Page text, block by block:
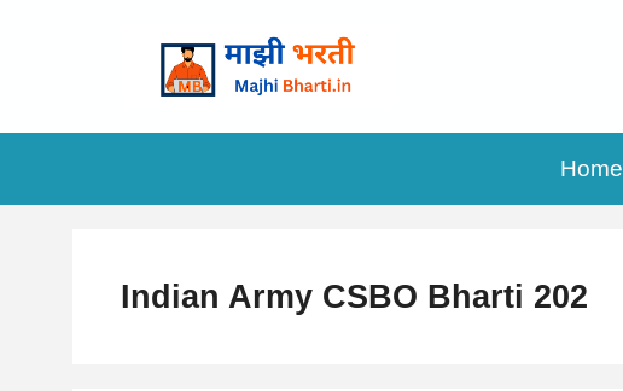
Home
Indian Army CSBO Bharti 202